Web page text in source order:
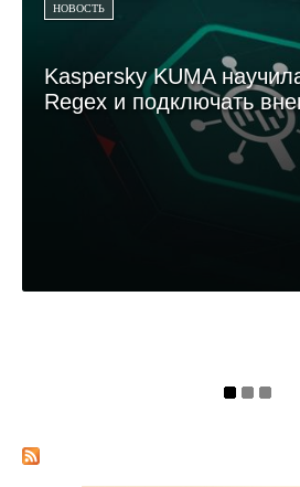
НОВОСТЬ
Kaspersky KUMA
Regex и подключать